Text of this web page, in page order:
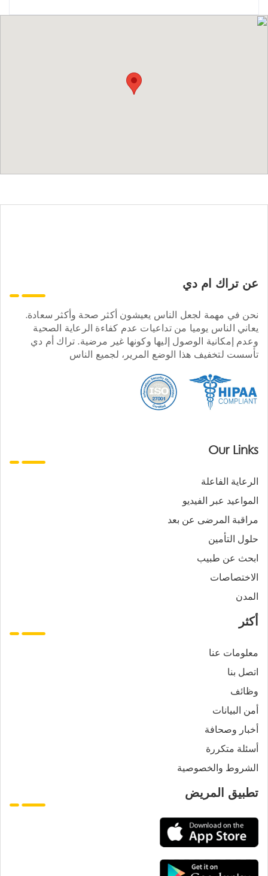
عن تراك ام دي
نحن في مهمة لجعل الناس يعيشون أكثر صحة وأكثر سعادة.
يعاني الناس يوميا من تداعيات عدم كفاءة الرعاية الصحية
وعدم إمكانية الوصول إليها وكونها غير مرضية. تراك أم دي
تأسست لتخفيف هذا الوضع المرير، لجميع الناس
Our Links
الرعاية الفاعلة
المواعيد عبر الفيديو
مراقبة المرضى عن بعد
حلول التأمين
ابحث عن طبيب
الاختصاصات
المدن
أكثر
معلومات عنا
اتصل بنا
وظائف
أمن البيانات
أخبار وصحافة
أسئلة متكررة
الشروط والخصوصية
تطبيق المريض